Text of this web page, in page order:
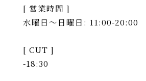
[ 営業時間 ]
水曜日〜日曜日: 11:00-20:00
[ CUT ]
-18:30